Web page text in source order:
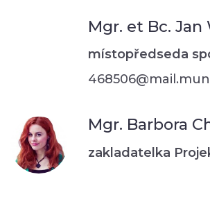
Mgr. et Bc. Jan
místopředseda
Mgr. Barbora
zakladatelka